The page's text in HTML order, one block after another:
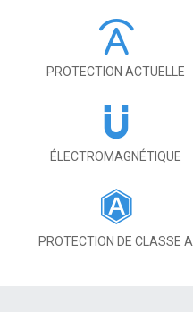
PROTECTION ACTUELLE
ÉLECTROMAGNÉTIQUE
PROTECTION DE CLASSE A